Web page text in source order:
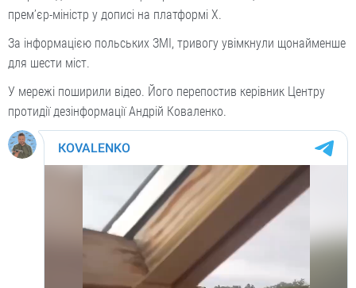
прем’єр-міністр у дописі на платформі X.
За інформацією польських ЗМІ, тривогу увімкнули щонайменше
для шести міст.
У мережі поширили відео. Його перепостив керівник Центру
протидії дезінформації Андрій Коваленко.